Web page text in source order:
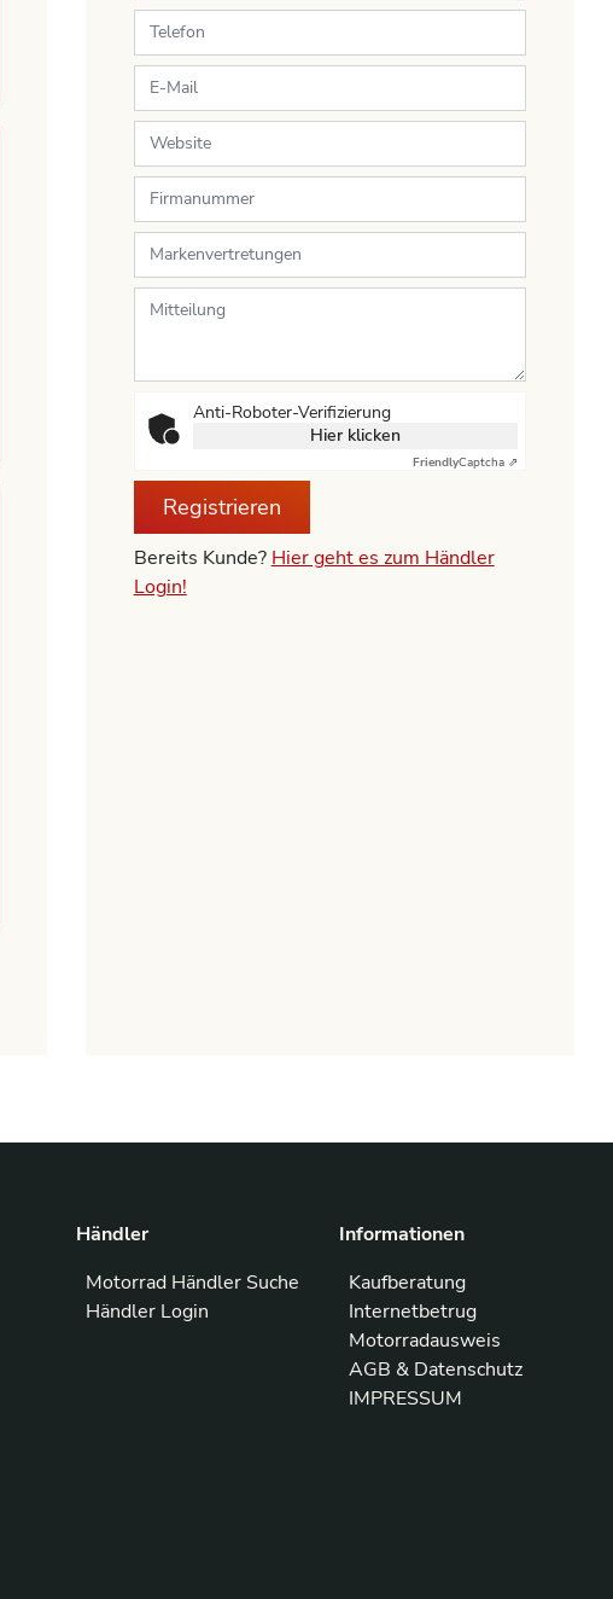
Anti-Roboter-Verifizierung
Hier klicken
FriendlyCaptcha ⇗
Registrieren
Bereits Kunde? Hier geht es zum Händler
Login!
Händler
Motorrad Händler Suche
Händler Login
Informationen
Kaufberatung
Internetbetrug
Motorradausweis
AGB & Datenschutz
IMPRESSUM